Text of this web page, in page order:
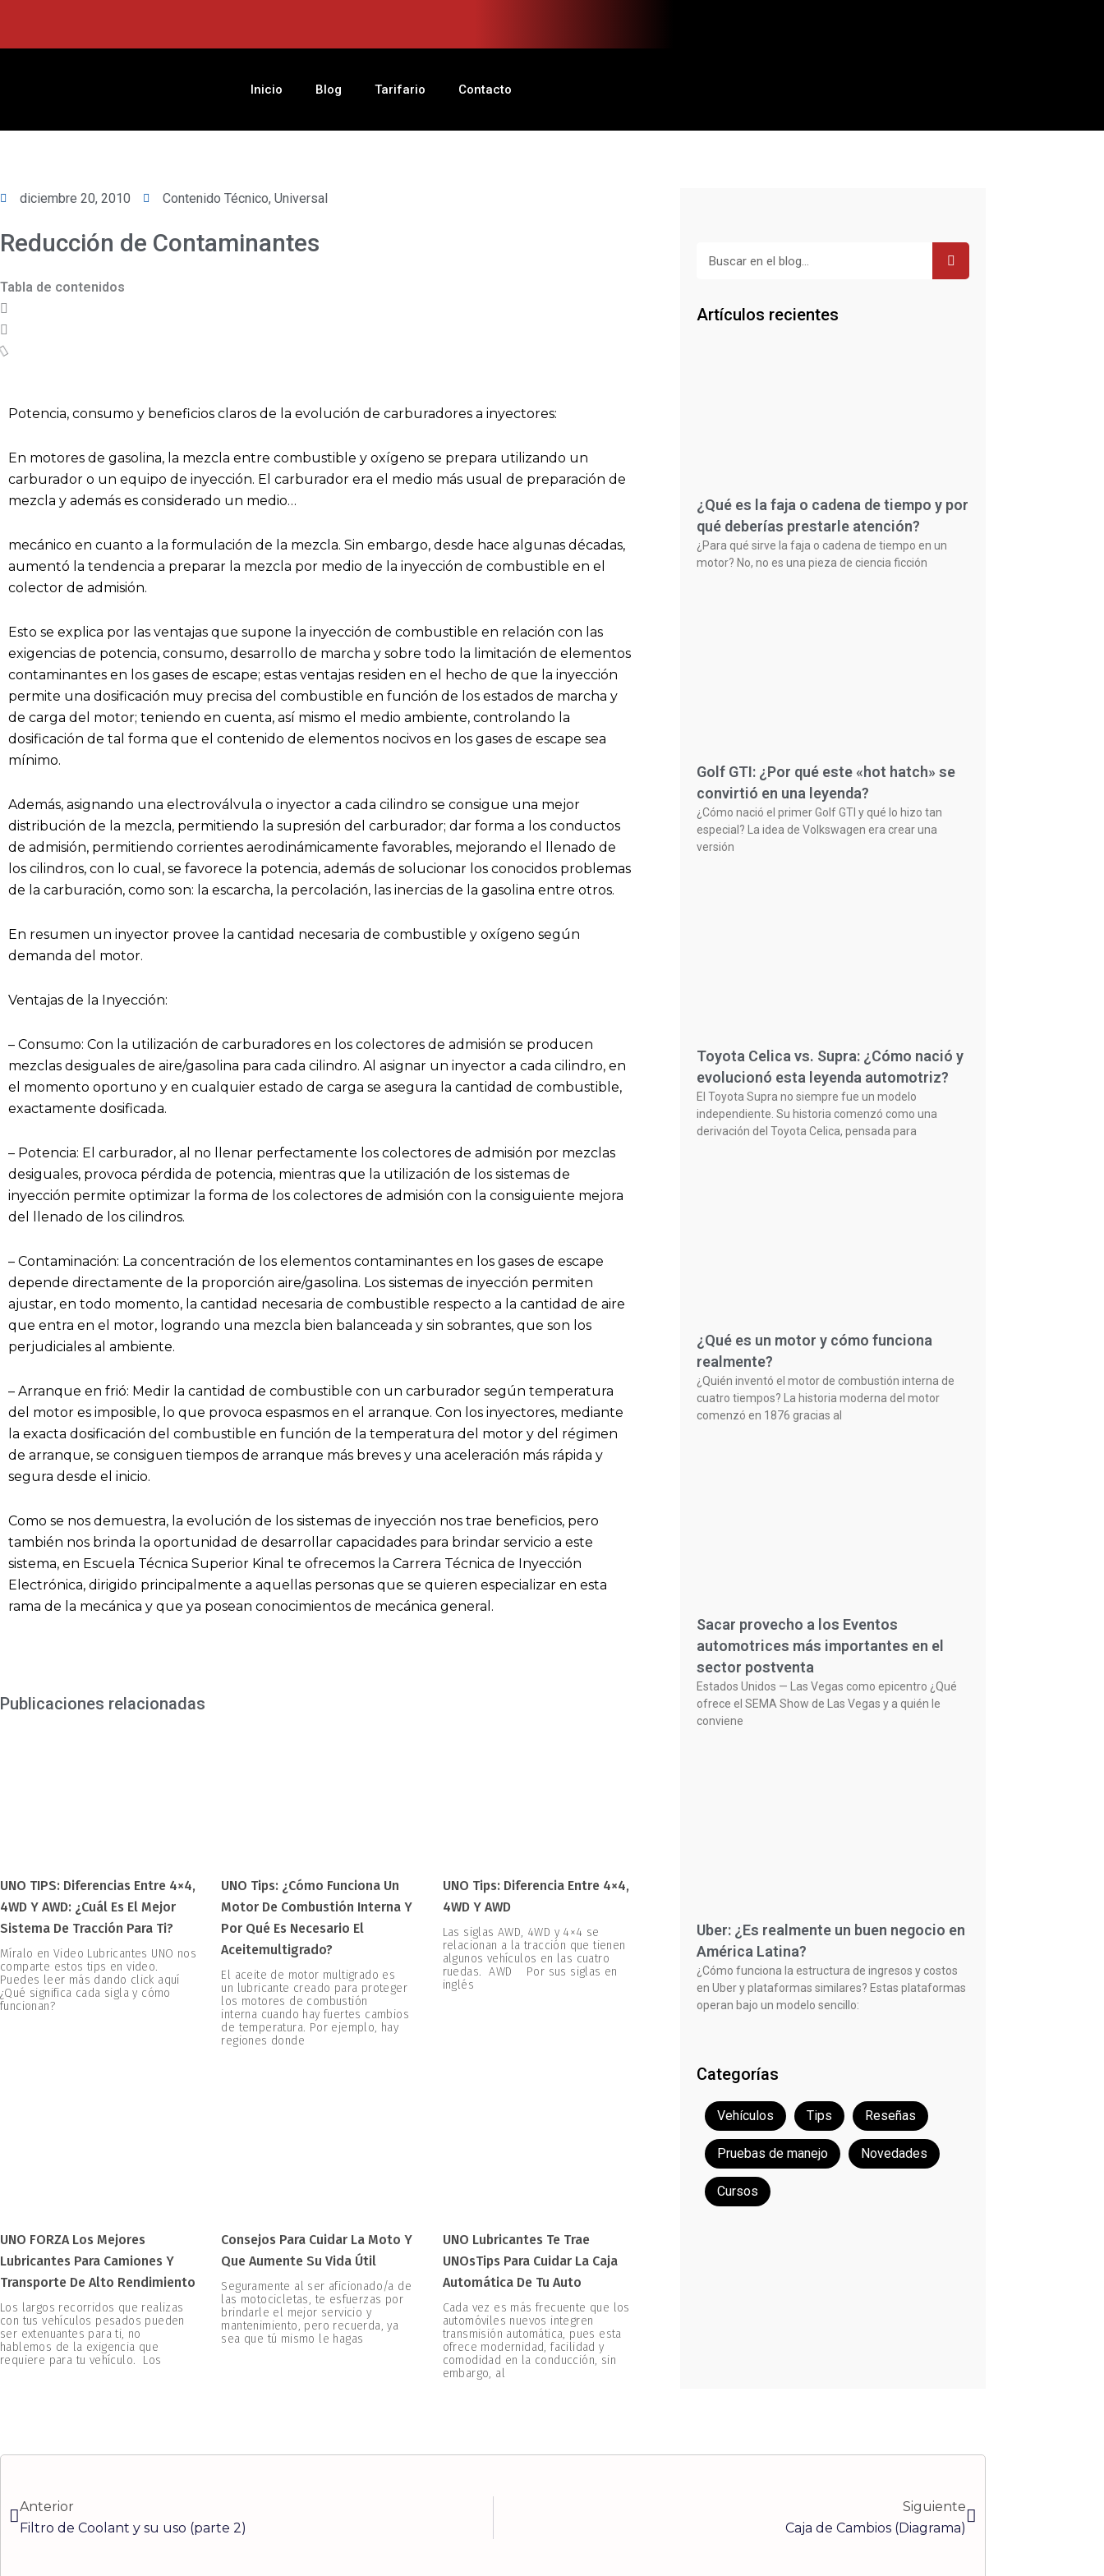
contenido
Inicio Blog Tarifario Contacto
diciembre 20, 2010 Contenido Técnico, Universal
Reducción de Contaminantes
Tabla de contenidos
Potencia, consumo y beneficios claros de la evolución de carburadores a inyectores:
En motores de gasolina, la mezcla entre combustible y oxígeno se prepara utilizando un
carburador o un equipo de inyección. El carburador era el medio más usual de preparación de
mezcla y además es considerado un medio…
mecánico en cuanto a la formulación de la mezcla. Sin embargo, desde hace algunas décadas,
aumentó la tendencia a preparar la mezcla por medio de la inyección de combustible en el
colector de admisión.
Esto se explica por las ventajas que supone la inyección de combustible en relación con las
exigencias de potencia, consumo, desarrollo de marcha y sobre todo la limitación de elementos
contaminantes en los gases de escape; estas ventajas residen en el hecho de que la inyección
permite una dosificación muy precisa del combustible en función de los estados de marcha y
de carga del motor; teniendo en cuenta, así mismo el medio ambiente, controlando la
dosificación de tal forma que el contenido de elementos nocivos en los gases de escape sea
mínimo.
Además, asignando una electroválvula o inyector a cada cilindro se consigue una mejor
distribución de la mezcla, permitiendo la supresión del carburador; dar forma a los conductos
de admisión, permitiendo corrientes aerodinámicamente favorables, mejorando el llenado de
los cilindros, con lo cual, se favorece la potencia, además de solucionar los conocidos problemas
de la carburación, como son: la escarcha, la percolación, las inercias de la gasolina entre otros.
En resumen un inyector provee la cantidad necesaria de combustible y oxígeno según
demanda del motor.
Ventajas de la Inyección:
– Consumo: Con la utilización de carburadores en los colectores de admisión se producen
mezclas desiguales de aire/gasolina para cada cilindro. Al asignar un inyector a cada cilindro, en
el momento oportuno y en cualquier estado de carga se asegura la cantidad de combustible,
exactamente dosificada.
– Potencia: El carburador, al no llenar perfectamente los colectores de admisión por mezclas
desiguales, provoca pérdida de potencia, mientras que la utilización de los sistemas de
inyección permite optimizar la forma de los colectores de admisión con la consiguiente mejora
del llenado de los cilindros.
– Contaminación: La concentración de los elementos contaminantes en los gases de escape
depende directamente de la proporción aire/gasolina. Los sistemas de inyección permiten
ajustar, en todo momento, la cantidad necesaria de combustible respecto a la cantidad de aire
que entra en el motor, logrando una mezcla bien balanceada y sin sobrantes, que son los
perjudiciales al ambiente.
– Arranque en frió: Medir la cantidad de combustible con un carburador según temperatura
del motor es imposible, lo que provoca espasmos en el arranque. Con los inyectores, mediante
la exacta dosificación del combustible en función de la temperatura del motor y del régimen
de arranque, se consiguen tiempos de arranque más breves y una aceleración más rápida y
segura desde el inicio.
Como se nos demuestra, la evolución de los sistemas de inyección nos trae beneficios, pero
también nos brinda la oportunidad de desarrollar capacidades para brindar servicio a este
sistema, en Escuela Técnica Superior Kinal te ofrecemos la Carrera Técnica de Inyección
Electrónica, dirigido principalmente a aquellas personas que se quieren especializar en esta
rama de la mecánica y que ya posean conocimientos de mecánica general.
Publicaciones relacionadas
UNO TIPS: Diferencias Entre 4×4,
4WD Y AWD: ¿Cuál Es El Mejor
Sistema De Tracción Para Ti?
Míralo en Video Lubricantes UNO nos
comparte estos tips en video.
Puedes leer más dando click aquí
¿Qué significa cada sigla y cómo
funcionan?
UNO Tips: ¿Cómo Funciona Un
Motor De Combustión Interna Y
Por Qué Es Necesario El
Aceitemultigrado?
El aceite de motor multigrado es
un lubricante creado para proteger
los motores de combustión
interna cuando hay fuertes cambios
de temperatura. Por ejemplo, hay
regiones donde
UNO Tips: Diferencia Entre 4×4,
4WD Y AWD
Las siglas AWD, 4WD y 4×4 se
relacionan a la tracción que tienen
algunos vehículos en las cuatro
ruedas. AWD Por sus siglas en
inglés
UNO FORZA Los Mejores
Lubricantes Para Camiones Y
Transporte De Alto Rendimiento
Los largos recorridos que realizas
con tus vehículos pesados pueden
ser extenuantes para ti, no
hablemos de la exigencia que
requiere para tu vehículo. Los
Consejos Para Cuidar La Moto Y
Que Aumente Su Vida Útil
Seguramente al ser aficionado/a de
las motocicletas, te esfuerzas por
brindarle el mejor servicio y
mantenimiento, pero recuerda, ya
sea que tú mismo le hagas
UNO Lubricantes Te Trae
UNOsTips Para Cuidar La Caja
Automática De Tu Auto
Cada vez es más frecuente que los
automóviles nuevos integren
transmisión automática, pues esta
ofrece modernidad, facilidad y
comodidad en la conducción, sin
embargo, al
Artículos recientes
¿Qué es la faja o cadena de tiempo y por
qué deberías prestarle atención?
¿Para qué sirve la faja o cadena de tiempo en un
motor? No, no es una pieza de ciencia ficción
Golf GTI: ¿Por qué este «hot hatch» se
convirtió en una leyenda?
¿Cómo nació el primer Golf GTI y qué lo hizo tan
especial? La idea de Volkswagen era crear una
versión
Toyota Celica vs. Supra: ¿Cómo nació y
evolucionó esta leyenda automotriz?
El Toyota Supra no siempre fue un modelo
independiente. Su historia comenzó como una
derivación del Toyota Celica, pensada para
¿Qué es un motor y cómo funciona
realmente?
¿Quién inventó el motor de combustión interna de
cuatro tiempos? La historia moderna del motor
comenzó en 1876 gracias al
Sacar provecho a los Eventos
automotrices más importantes en el
sector postventa
Estados Unidos — Las Vegas como epicentro ¿Qué
ofrece el SEMA Show de Las Vegas y a quién le
conviene
Uber: ¿Es realmente un buen negocio en
América Latina?
¿Cómo funciona la estructura de ingresos y costos
en Uber y plataformas similares? Estas plataformas
operan bajo un modelo sencillo:
Categorías
Vehículos Tips Reseñas
Pruebas de manejo Novedades
Cursos
Anterior
Filtro de Coolant y su uso (parte 2)
Siguiente
Caja de Cambios (Diagrama)